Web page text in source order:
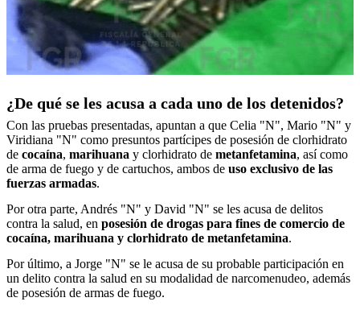
¿De qué se les acusa a cada uno de los detenidos?
Con las pruebas presentadas, apuntan a que Celia "N", Mario "N" y
Viridiana "N" como presuntos partícipes de posesión de clorhidrato
de cocaína, marihuana y clorhidrato de metanfetamina, así como
de arma de fuego y de cartuchos, ambos de uso exclusivo de las
fuerzas armadas.
Por otra parte, Andrés "N" y David "N" se les acusa de delitos
contra la salud, en posesión de drogas para fines de comercio de
cocaína, marihuana y clorhidrato de metanfetamina.
Por último, a Jorge "N" se le acusa de su probable participación en
un delito contra la salud en su modalidad de narcomenudeo, además
de posesión de armas de fuego.